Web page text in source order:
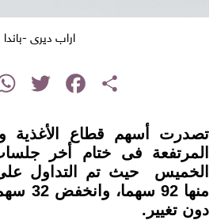
اراب ديرى -باندا
Share
Facebook
Twitter
تصدرت أسهم قطاع الأغذية
دون تغيير.